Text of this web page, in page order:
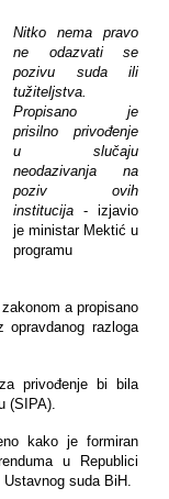
Nitko nema pravo
ne odazvati se
pozivu suda ili
tužiteljstva.
Propisano je
prisilno privođenje
u slučaju
neodazivanja na
poziv ovih
institucija - izjavio
je ministar Mektić u
programu
a propisano
razloga
privođenje bi bila
(SIPA).
kako je formiran
u Republici
suda BiH.